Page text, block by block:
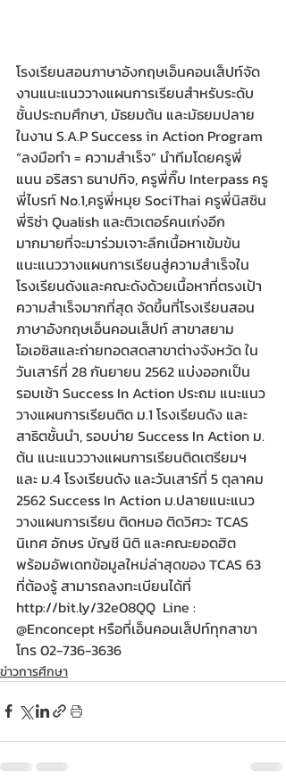
โรงเรียนสอนภาษาอังกฤษเอ็นคอนเส็ปท์จัด
งานแนะแนววางแผนการเรียนสำหรับระดับ
ชั้นประถมศึกษา, มัธยมต้น และมัธยมปลาย
ในงาน S.A.P Success in Action Program
“ลงมือทำ = ความสำเร็จ” นำทีมโดยครูพี่
แนน อริสรา ธนาปกิจ, ครูพี่กิ๊บ Interpass ครู
พี่ไบรท์ No.1,ครูพี่หมุย SociThai ครูพี่นิสชิน
พี่ริซ่า Qualish และติวเตอร์คนเก่งอีก
มากมายที่จะมาร่วมเจาะลึกเนื้อหาเข้มข้น
แนะแนววางแผนการเรียนสู่ความสำเร็จใน
โรงเรียนดังและคณะดังด้วยเนื้อหาที่ตรงเป้า
ความสำเร็จมากที่สุด จัดขึ้นที่โรงเรียนสอน
ภาษาอังกฤษเอ็นคอนเส็ปท์ สาขาสยาม
โอเอซิสและถ่ายทอดสดสาขาต่างจังหวัด ใน
วันเสาร์ที่ 28 กันยายน 2562 แบ่งออกเป็น
รอบเช้า Success In Action ประถม แนะแนว
วางแผนการเรียนติด ม.1 โรงเรียนดัง และ
สาธิตชั้นนำ, รอบบ่าย Success In Action ม.
ต้น แนะแนววางแผนการเรียนติดเตรียมฯ
และ ม.4 โรงเรียนดัง และวันเสาร์ที่ 5 ตุลาคม
2562 Success In Action ม.ปลายแนะแนว
วางแผนการเรียน ติดหมอ ติดวิศวะ TCAS
นิเทศ อักษร บัญชี นิติ และคณะยอดฮิต
พร้อมอัพเดทข้อมูลใหม่ล่าสุดของ TCAS 63
ที่ต้องรู้ สามารถลงทะเบียนได้ที่
http://bit.ly/32e08QQ  Line :
@Enconcept หรือที่เอ็นคอนเส็ปท์ทุกสาขา
โทร 02-736-3636
ข่าวการศึกษา